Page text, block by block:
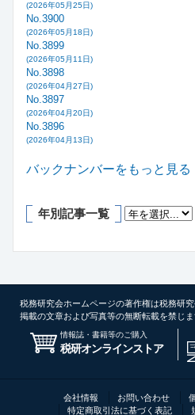
(2026年05月25日)
No.3900
(2026年05月18日)
No.3899
(2026年05月11日)
No.3898
(2026年04月27日)
No.3897
(2026年04月20日)
No.3896
(2026年04月13日)
バックナンバーをもっと見る
年別記事一覧
税務研究会ホームページの著作権は税務研究
掲載の文章および写真等の無断転載を禁じま
情報誌・書籍等のご購入
税研オンラインストア
会社情報 お問い合わせ
特定商取引法に基づく表記